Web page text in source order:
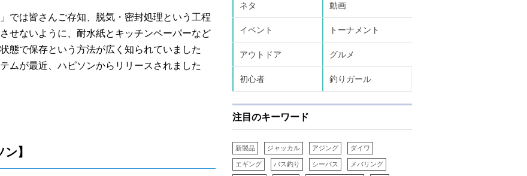
」では皆さんご存知、脱気・密封処理という工程
せないように、耐水紙とキッチンペーパーなど
態で保存という方法が広く知られていました
ムが最近、ハピソンからリリースされました
】
ネタ 動画
イベント トーナメント
アウトドア グルメ
初心者 釣りガール
注目のキーワード
新製品 ジャッカル アジング ダイワ
エギング バス釣り シーバス メバリング